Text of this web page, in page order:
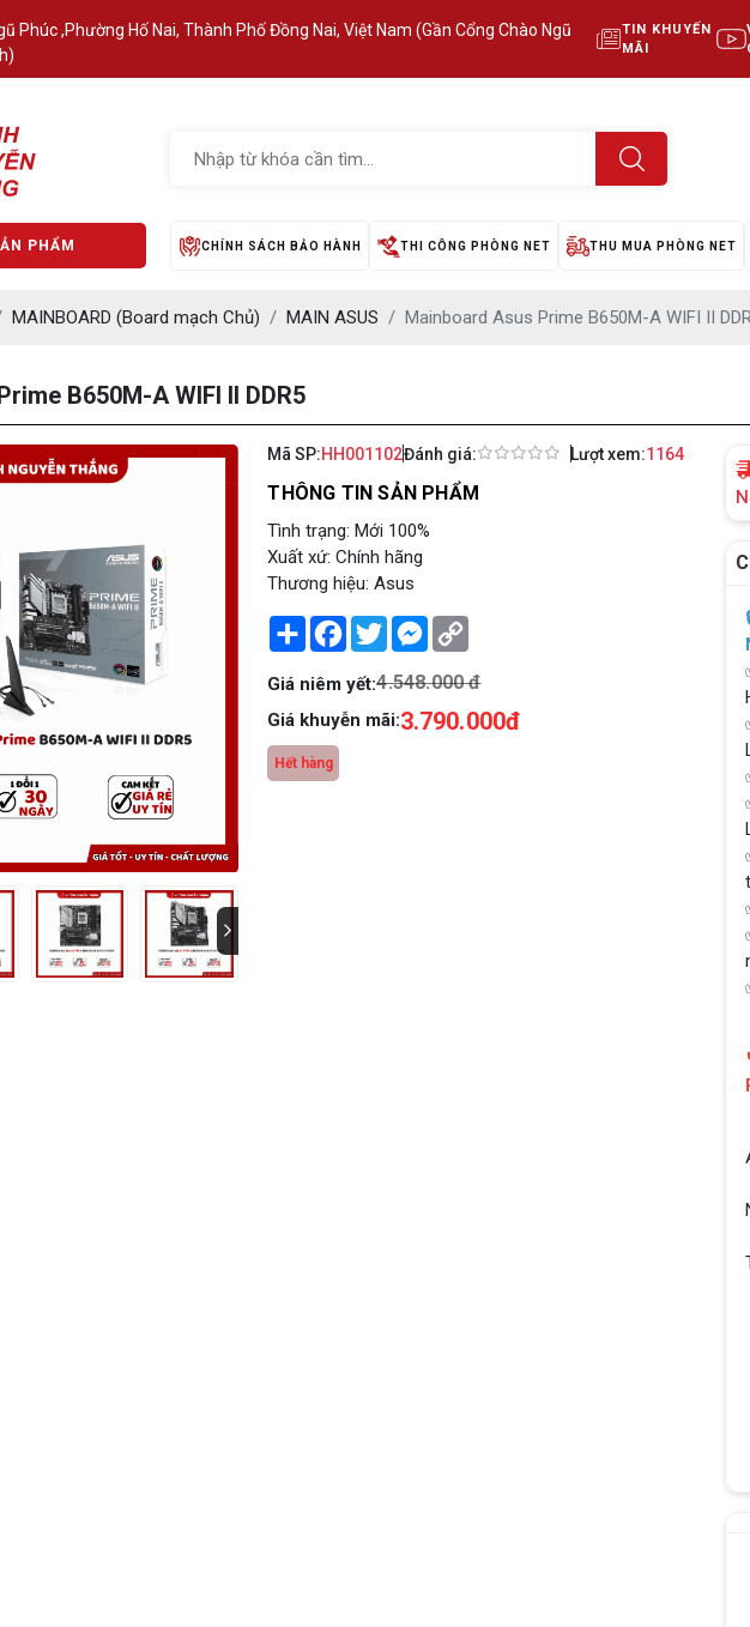
Phúc ,Phường Hố Nai, Thành Phố Đồng Nai, Việt Nam (Gần Cổng Chào Ngũ
TIN KHUYẾN
MÃI
PHẨM CHÍNH SÁCH BẢO HÀNH THI CÔNG PHÒNG NET THU MUA PHÒNG NET
MAINBOARD (Board mạch Chủ) MAIN ASUS Mainboard Asus Prime B650M-A WIFI II
B650M-A WIFI II DDR5
Mã SP:HH001102Đánh giá: Lượt xem:1164
THÔNG TIN SẢN PHẨM
Tình trạng: Mới 100%
Xuất xứ: Chính hãng
Thương hiệu: Asus
ShareFacebook
TwitterMessenger
Giá niêm yết:4.548.000 đ
Giá khuyễn mãi:3.790.000đ
Hết hàng